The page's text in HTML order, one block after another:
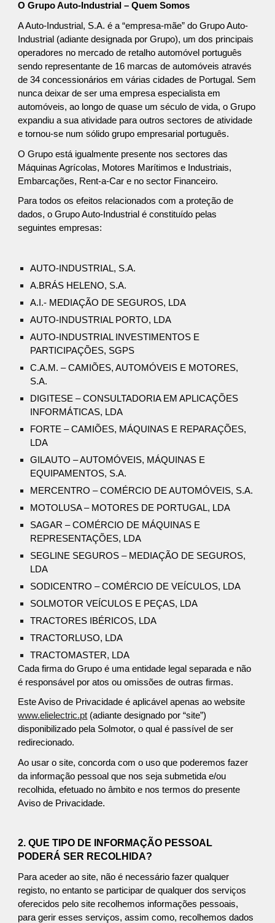
O Grupo Auto-Industrial – Quem Somos
A Auto-Industrial, S.A. é a “empresa-mãe” do Grupo Auto-
Industrial (adiante designada por Grupo), um dos principais
operadores no mercado de retalho automóvel português
sendo representante de 16 marcas de automóveis através
de 34 concessionários em várias cidades de Portugal. Sem
nunca deixar de ser uma empresa especialista em
automóveis, ao longo de quase um século de vida, o Grupo
expandiu a sua atividade para outros sectores de atividade
e tornou-se num sólido grupo empresarial português.
O Grupo está igualmente presente nos sectores das
Máquinas Agrícolas, Motores Marítimos e Industriais,
Embarcações, Rent-a-Car e no sector Financeiro.
Para todos os efeitos relacionados com a proteção de
dados, o Grupo Auto-Industrial é constituído pelas
seguintes empresas:
AUTO-INDUSTRIAL, S.A.
A.BRÁS HELENO, S.A.
A.I.- MEDIAÇÃO DE SEGUROS, LDA
AUTO-INDUSTRIAL PORTO, LDA
AUTO-INDUSTRIAL INVESTIMENTOS E
PARTICIPAÇÕES, SGPS
C.A.M. – CAMIÕES, AUTOMÓVEIS E MOTORES,
S.A.
DIGITESE – CONSULTADORIA EM APLICAÇÕES
INFORMÁTICAS, LDA
FORTE – CAMIÕES, MÁQUINAS E REPARAÇÕES,
LDA
GILAUTO – AUTOMÓVEIS, MÁQUINAS E
EQUIPAMENTOS, S.A.
MERCENTRO – COMÉRCIO DE AUTOMÓVEIS, S.A.
MOTOLUSA – MOTORES DE PORTUGAL, LDA
SAGAR – COMÉRCIO DE MÁQUINAS E
REPRESENTAÇÕES, LDA
SEGLINE SEGUROS – MEDIAÇÃO DE SEGUROS,
LDA
SODICENTRO – COMÉRCIO DE VEÍCULOS, LDA
SOLMOTOR VEÍCULOS E PEÇAS, LDA
TRACTORES IBÉRICOS, LDA
TRACTORLUSO, LDA
TRACTOMASTER, LDA
Cada firma do Grupo é uma entidade legal separada e não
é responsável por atos ou omissões de outras firmas.
Este Aviso de Privacidade é aplicável apenas ao website
www.elielectric.pt (adiante designado por “site”)
disponibilizado pela Solmotor, o qual é passível de ser
redirecionado.
Ao usar o site, concorda com o uso que poderemos fazer
da informação pessoal que nos seja submetida e/ou
recolhida, efetuado no âmbito e nos termos do presente
Aviso de Privacidade.
2. QUE TIPO DE INFORMAÇÃO PESSOAL
PODERÁ SER RECOLHIDA?
Para aceder ao site, não é necessário fazer qualquer
registo, no entanto se participar de qualquer dos serviços
oferecidos pelo site recolhemos informações pessoais,
para gerir esses serviços, assim como, recolhemos dados